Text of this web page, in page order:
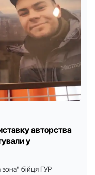
авторства
у
бiйця ГУР